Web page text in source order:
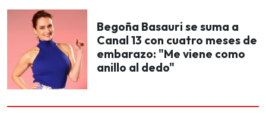
Begoña Basauri se suma a
Canal 13 con cuatro meses de
embarazo: "Me viene como
anillo al dedo"